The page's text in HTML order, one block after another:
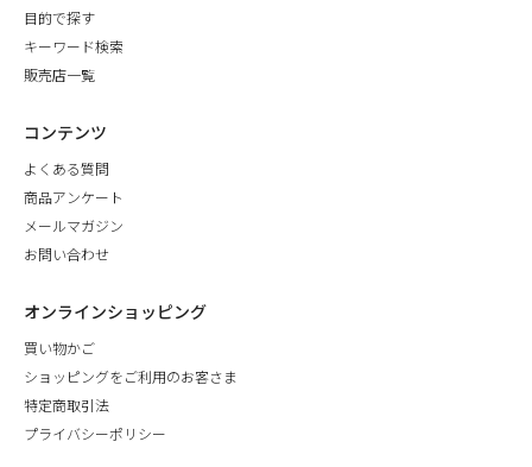
目的で探す
キーワード検索
販売店一覧
コンテンツ
よくある質問
商品アンケート
メールマガジン
お問い合わせ
オンラインショッピング
買い物かご
ショッピングをご利用のお客さま
特定商取引法
プライバシーポリシー